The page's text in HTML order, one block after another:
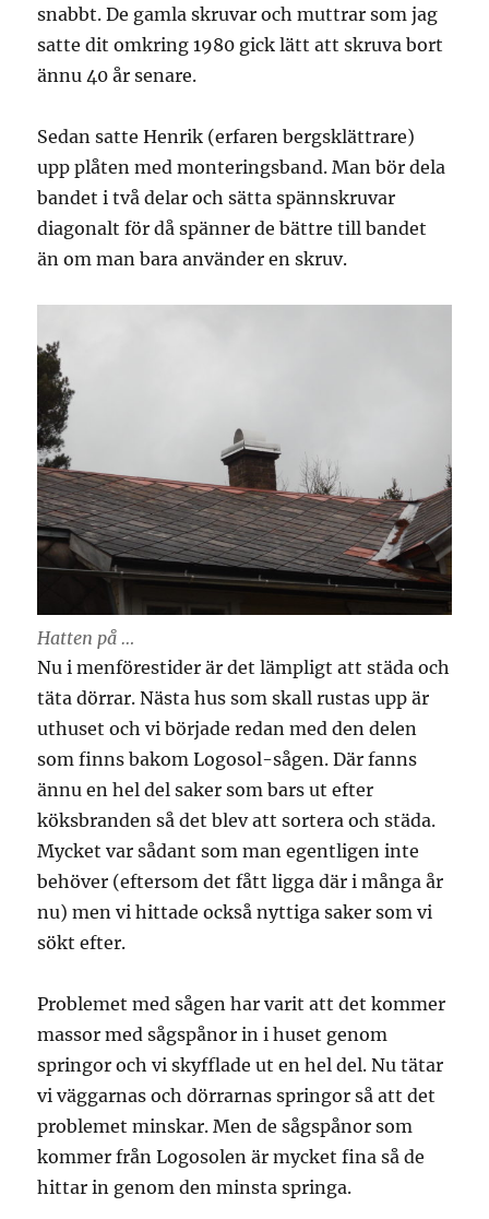
snabbt. De gamla skruvar och muttrar som jag
satte dit omkring 1980 gick lätt att skruva bort
ännu 40 år senare.
Sedan satte Henrik (erfaren bergsklättrare)
upp plåten med monteringsband. Man bör dela
bandet i två delar och sätta spännskruvar
diagonalt för då spänner de bättre till bandet
än om man bara använder en skruv.
Hatten på …
Nu i menförestider är det lämpligt att städa och
täta dörrar. Nästa hus som skall rustas upp är
uthuset och vi började redan med den delen
som finns bakom Logosol-sågen. Där fanns
ännu en hel del saker som bars ut efter
köksbranden så det blev att sortera och städa.
Mycket var sådant som man egentligen inte
behöver (eftersom det fått ligga där i många år
nu) men vi hittade också nyttiga saker som vi
sökt efter.
Problemet med sågen har varit att det kommer
massor med sågspånor in i huset genom
springor och vi skyfflade ut en hel del. Nu tätar
vi väggarnas och dörrarnas springor så att det
problemet minskar. Men de sågspånor som
kommer från Logosolen är mycket fina så de
hittar in genom den minsta springa.